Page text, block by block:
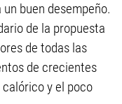
buen desempeño.
de la propuesta
de todas las
de crecientes
y el poco